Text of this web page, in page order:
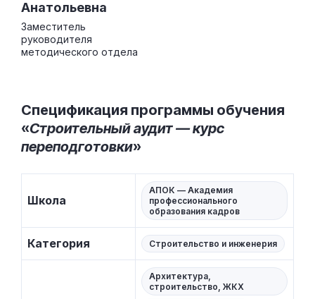
Анатольевна
Заместитель
руководителя
методического отдела
Спецификация программы обучения
«Строительный аудит — курс
переподготовки»
Школа
АПОК — Академия
профессионального
образования кадров
Категория Строительство и инженерия
Архитектура,
строительство, ЖКХ